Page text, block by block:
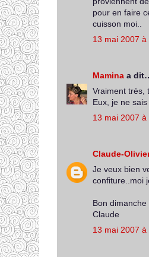
pour en faire
cuisson moi..
13 mai 2007 à
Mamina a
Vraiment très,
Eux, je ne
13 mai 2007 à
Claude-
Je veux bien
confiture..moi
Bon dimanche
Claude
13 mai 2007 à